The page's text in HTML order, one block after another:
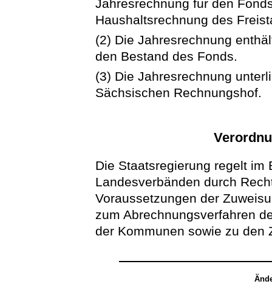
Jahresrechnung für den
Haushaltsrechnung des
(2) Die Jahresrechnung
den Bestand des Fonds.
(3) Die Jahresrechnung
Sächsischen Rechnungshof.
Die Staatsregierung regelt im
Landesverbänden durch
Voraussetzungen der
zum Abrechnungsverfahren
der Kommunen sowie zu den